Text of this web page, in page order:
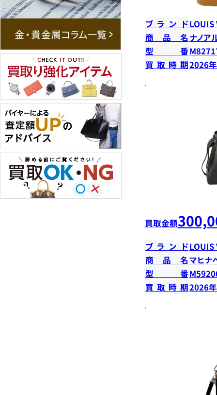
ブランドLOUIS
商品名 ナノア
型番
買取時期2026
買取金額
ブランドLOUIS
商品名マヒナ
型番
買取時期2026